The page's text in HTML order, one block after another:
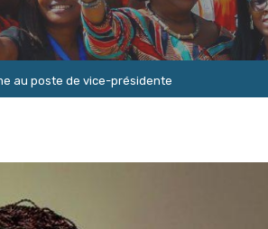
au poste de vice-présidente